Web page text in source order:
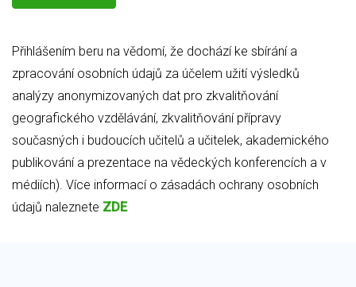
Přihlášením beru na vědomí, že dochází ke sbírání a
zpracování osobních údajů za účelem užití výsledků
analýzy anonymizovaných dat pro zkvalitňování
geografického vzdělávání, zkvalitňování přípravy
současných i budoucích učitelů a učitelek, akademického
publikování a prezentace na vědeckých konferencích a v
médiích). Více informací o zásadách ochrany osobních
údajů naleznete ZDE